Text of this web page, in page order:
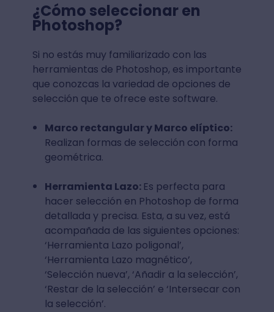
¿Cómo seleccionar en
Photoshop?
Si no estás muy familiarizado con las
herramientas de Photoshop, es importante
que conozcas la variedad de opciones de
selección que te ofrece este software.
Marco rectangular y Marco elíptico:
Realizan formas de selección con forma
geométrica.
Herramienta Lazo: Es perfecta para
hacer selección en Photoshop de forma
detallada y precisa. Esta, a su vez, está
acompañada de las siguientes opciones:
‘Herramienta Lazo poligonal’,
‘Herramienta Lazo magnético’,
‘Selección nueva’, ‘Añadir a la selección’,
‘Restar de la selección’ e ‘Intersecar con
la selección’.